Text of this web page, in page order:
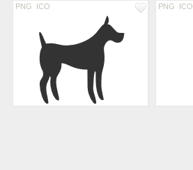
PNG ICO PNG ICO